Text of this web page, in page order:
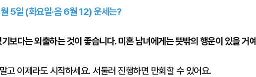
5일 (화요일·음 6월 12) 운세는?
보다는 외출하는 것이 좋습니다. 미혼 남녀에게는 뜻밖의 행운이 있을 거예
고 이제라도 시작하세요. 서둘러 진행하면 만회할 수 있어요.